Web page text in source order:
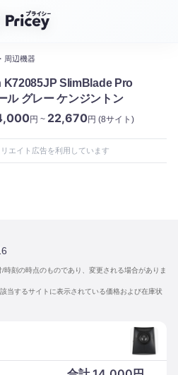
周辺機器
K72085JP SlimBlade Pro
ル グレー ケンジントン
円 ~ 22,670円 (8サイト)
エイト広告を利用しています
刻の時点のものであり、変更される場合がありま
当するサイトに表示されている価格および在庫状